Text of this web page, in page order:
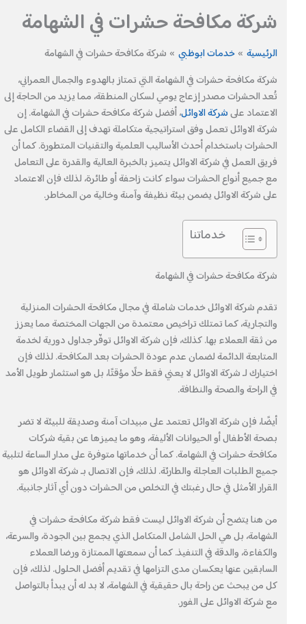
شركة مكافحة حشرات في الشهامة
الرئيسية خدمات ابوظبي
شركة مكافحة حشرات في الشهامة
شركة مكافحة حشرات في الشهامة التي تمتاز بالهدوء والجمال العمراني،
تُعد الحشرات مصدر إزعاج يومي لسكان المنطقة، مما يزيد من الحاجة إلى
الاعتماد علىشركة الاوائل، أفضل شركة مكافحة حشرات في الشهامة. إن
شركة الاوائل تعمل وفق استراتيجية متكاملة تهدف إلى القضاء الكامل على
الحشرات باستخدام أحدث الأساليب العلمية والتقنيات المتطورة. كما أن
فريق العمل في شركة الاوائل يتميز بالخبرة العالية والقدرة على التعامل
مع جميع أنواع الحشرات سواء كانت زاحفة أو طائرة، لذلك فإن الاعتماد
على شركة الاوائل يضمن بيئة نظيفة وآمنة وخالية من المخاطر.
خدماتنا
شركة مكافحة حشرات في الشهامة
تقدم شركة الاوائل خدمات شاملة في مجال مكافحة الحشرات المنزلية
والتجارية، كما تمتلك تراخيص معتمدة من الجهات المختصة مما يعزز
من ثقة العملاء بها. كذلك، فإن شركة الاوائل توفّر جداول دورية لخدمة
المتابعة الدائمة لضمان عدم عودة الحشرات بعد المكافحة. لذلك فإن
اختيارك لـ شركة الاوائل لا يعني فقط حلًا مؤقتًا، بل هو استثمار طويل الأمد
في الراحة والصحة والنظافة.
أيضًا، فإن شركة الاوائل تعتمد على مبيدات آمنة وصديقة للبيئة لا تضر
بصحة الأطفال أو الحيوانات الأليفة، وهو ما يميزها عن بقية شركات
مكافحة حشرات في الشهامة. كما أن خدماتها متوفرة على مدار الساعة لتلبية
جميع الطلبات العاجلة والطارئة. لذلك، فإن الاتصال بـ شركة الاوائل هو
القرار الأمثل في حال رغبتك في التخلص من الحشرات دون أي آثار جانبية.
من هنا يتضح أن شركة الاوائل ليست فقط شركة مكافحة حشرات في
الشهامة، بل هي الحل الشامل المتكامل الذي يجمع بين الجودة، والسرعة،
والكفاءة، والدقة في التنفيذ. كما أن سمعتها الممتازة ورضا العملاء
السابقين عنها يعكسان مدى التزامها في تقديم أفضل الحلول. لذلك، فإن
كل من يبحث عن راحة بال حقيقية في الشهامة، لا بد له أن يبدأ بالتواصل
مع شركة الاوائل على الفور.